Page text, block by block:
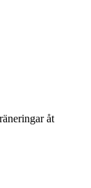
åt